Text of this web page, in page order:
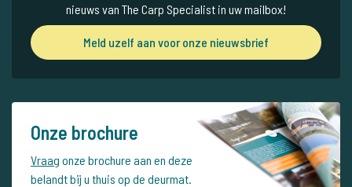
nieuws van The Carp Specialist in uw mailbox!
Meld uzelf aan voor onze nieuwsbrief
Onze brochure
Vraag onze brochure aan en deze
belandt bij u thuis op de deurmat.